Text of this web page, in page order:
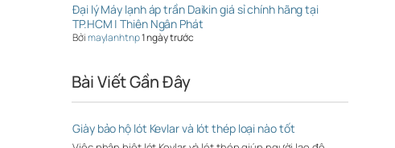
Đại lý Máy lạnh áp trần Daikin giá sỉ chính hãng tại
TP.HCM | Thiên Ngân Phát
Bởimaylanhtnp1 ngày trước
Bài Viết Gần Đây
Giày bảo hộ lót Kevlar và lót thép loại nào tốt